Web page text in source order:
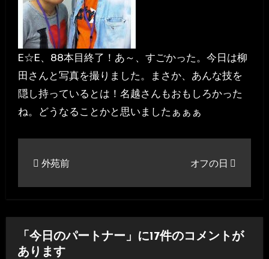
E☆E、88本目終了！あ～、すごかった。今日は柳
田さんと写真を撮りました。まさか、あんな技を
隠し持っているとは！名越さんもおもしろかった
ね。どうなることかと思いましたぁぁぁ
ビ
ゲ
外苑前 オフの日
「今日のパートナー」に17件のコメントが
あります